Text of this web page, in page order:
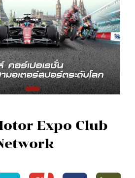
Expo Club